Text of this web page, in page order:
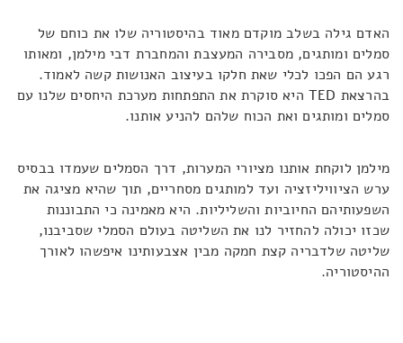
האדם גילה בשלב מוקדם מאוד בהיסטוריה שלו את כוחם של
סמלים ומותגים, מסבירה המעצבת והמחברת דבי מילמן, ומאותו
רגע הם הפכו לכלי שאת חלקו בעיצוב האנושות קשה לאמוד.
בהרצאת TED היא סוקרת את התפתחות מערכת היחסים שלנו עם
סמלים ומותגים ואת הכוח שלהם להניע אותנו.
מילמן לוקחת אותנו מציורי המערות, דרך הסמלים שעמדו בבסיס
ערש הציוויליזציה ועד למותגים מסחריים, תוך שהיא מציגה את
השפעותיהם החיוביות והשליליות. היא מאמינה כי התבוננות
שכזו יכולה להחזיר לנו את השליטה בעולם הסמלי שסביבנו,
שליטה שלדבריה קצת חמקה מבין אצבעותינו איפשהו לאורך
ההיסטוריה.